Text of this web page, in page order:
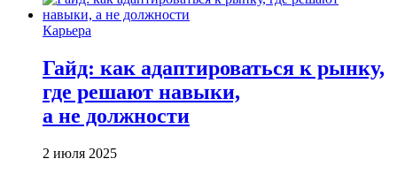
Карьера
Гайд: как адаптироваться к рынку,
где решают навыки,
а не должности
2 июля 2025